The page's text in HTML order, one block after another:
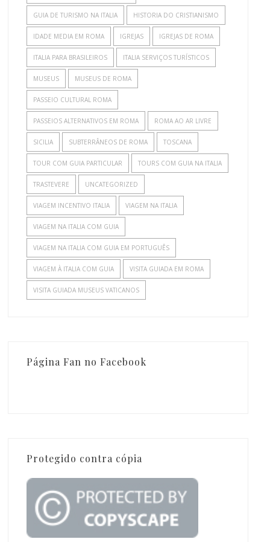
GUIA DE TURISMO NA ITALIA HISTORIA DO CRISTIANISMO
IDADE MEDIA EM ROMA IGREJAS IGREJAS DE ROMA
ITALIA PARA BRASILEIROS ITALIA SERVIÇOS TURÍSTICOS
MUSEUS MUSEUS DE ROMA
PASSEIO CULTURAL ROMA
PASSEIOS ALTERNATIVOS EM ROMA ROMA AO AR LIVRE
SICILIA SUBTERRÂNEOS DE ROMA TOSCANA
TOUR COM GUIA PARTICULAR TOURS COM GUIA NA ITALIA
TRASTEVERE UNCATEGORIZED
VIAGEM INCENTIVO ITALIA VIAGEM NA ITALIA
VIAGEM NA ITALIA COM GUIA
VIAGEM NA ITALIA COM GUIA EM PORTUGUÊS
VIAGEM À ITALIA COM GUIA VISITA GUIADA EM ROMA
VISITA GUIADA MUSEUS VATICANOS
Página Fan no Facebook
Protegido contra cópia